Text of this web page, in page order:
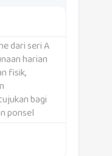
dari seri A
harian
fisik,
bagi
ponsel
tanpa
yang